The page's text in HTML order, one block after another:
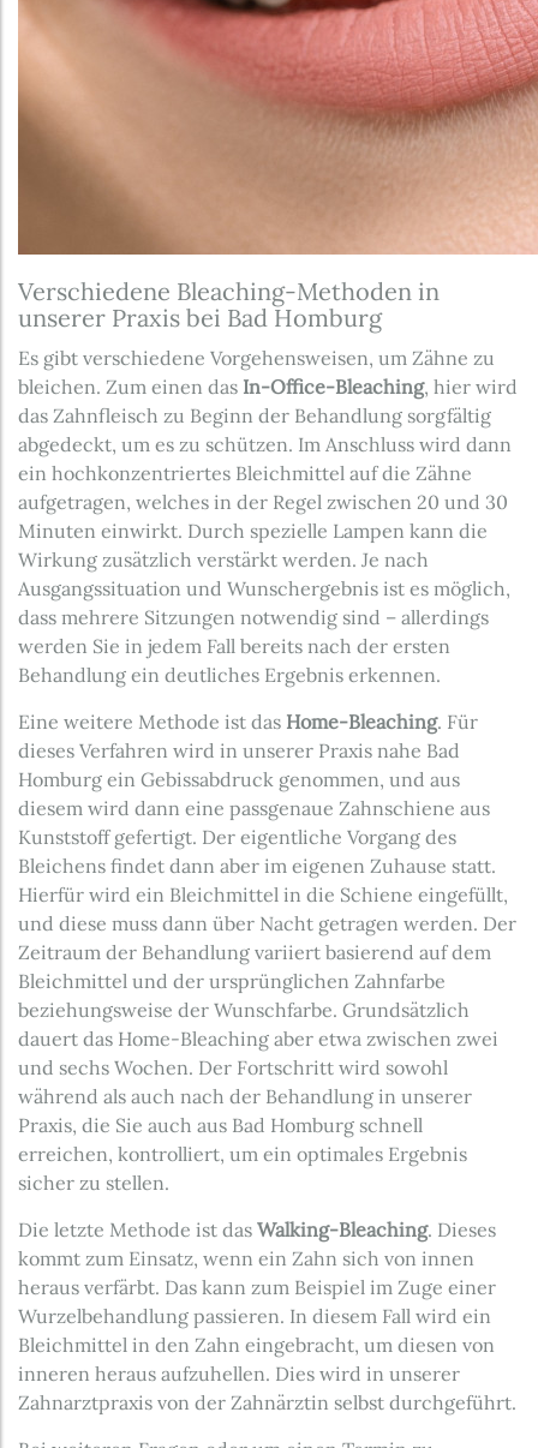
Verschiedene Bleaching-Methoden in
unserer Praxis bei Bad Homburg
Es gibt verschiedene Vorgehensweisen, um Zähne zu
bleichen. Zum einen das In-Office-Bleaching, hier wird
das Zahnfleisch zu Beginn der Behandlung sorgfältig
abgedeckt, um es zu schützen. Im Anschluss wird dann
ein hochkonzentriertes Bleichmittel auf die Zähne
aufgetragen, welches in der Regel zwischen 20 und 30
Minuten einwirkt. Durch spezielle Lampen kann die
Wirkung zusätzlich verstärkt werden. Je nach
Ausgangssituation und Wunschergebnis ist es möglich,
dass mehrere Sitzungen notwendig sind – allerdings
werden Sie in jedem Fall bereits nach der ersten
Behandlung ein deutliches Ergebnis erkennen.
Eine weitere Methode ist das Home-Bleaching. Für
dieses Verfahren wird in unserer Praxis nahe Bad
Homburg ein Gebissabdruck genommen, und aus
diesem wird dann eine passgenaue Zahnschiene aus
Kunststoff gefertigt. Der eigentliche Vorgang des
Bleichens findet dann aber im eigenen Zuhause statt.
Hierfür wird ein Bleichmittel in die Schiene eingefüllt,
und diese muss dann über Nacht getragen werden. Der
Zeitraum der Behandlung variiert basierend auf dem
Bleichmittel und der ursprünglichen Zahnfarbe
beziehungsweise der Wunschfarbe. Grundsätzlich
dauert das Home-Bleaching aber etwa zwischen zwei
und sechs Wochen. Der Fortschritt wird sowohl
während als auch nach der Behandlung in unserer
Praxis, die Sie auch aus Bad Homburg schnell
erreichen, kontrolliert, um ein optimales Ergebnis
sicher zu stellen.
Die letzte Methode ist das Walking-Bleaching. Dieses
kommt zum Einsatz, wenn ein Zahn sich von innen
heraus verfärbt. Das kann zum Beispiel im Zuge einer
Wurzelbehandlung passieren. In diesem Fall wird ein
Bleichmittel in den Zahn eingebracht, um diesen von
inneren heraus aufzuhellen. Dies wird in unserer
Zahnarztpraxis von der Zahnärztin selbst durchgeführt.